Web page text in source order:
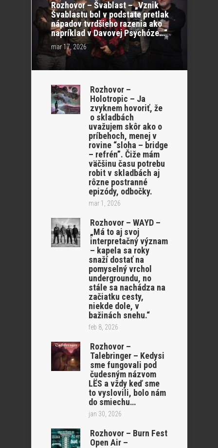
Rozhovor – Švablast – „Vznik
Švablastu bol v podstate pretlak
nápadov tvrdšieho razenia ako
napríklad v Davovej Psychóze…“
mar 17, 2026
Rozhovor –
Holotropic – Ja
zvyknem hovoriť, že
o skladbách
uvažujem skôr ako o
príbehoch, menej v
rovine “sloha – bridge
– refrén”. Čiže mám
väčšinu času potrebu
robit v skladbách aj
rôzne postranné
epizódy, odbočky.
mar 1, 2026
Rozhovor – WAYD –
„Má to aj svoj
interpretačný význam
– kapela sa roky
snaží dostať na
pomyselný vrchol
undergroundu, no
stále sa nachádza na
začiatku cesty,
niekde dole, v
bažinách snehu.“
feb 8, 2026
Rozhovor –
Talebringer – Kedysi
sme fungovali pod
čudesným názvom
LËS a vždy keď sme
to vyslovili, bolo nám
do smiechu…
jan 30, 2026
Rozhovor – Burn Fest
Open Air –